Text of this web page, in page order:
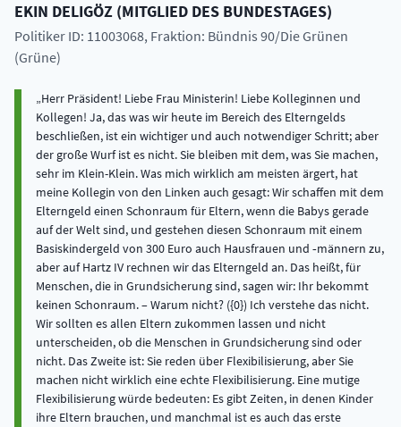
EKIN DELIGÖZ (MITGLIED DES BUNDESTAGES)
Politiker ID: 11003068, Fraktion: Bündnis 90/Die Grünen
(Grüne)
Herr Präsident! Liebe Frau Ministerin! Liebe Kolleginnen und
Kollegen! Ja, das was wir heute im Bereich des Elterngelds
beschließen, ist ein wichtiger und auch notwendiger Schritt; aber
der große Wurf ist es nicht. Sie bleiben mit dem, was Sie machen,
sehr im Klein-Klein. Was mich wirklich am meisten ärgert, hat
meine Kollegin von den Linken auch gesagt: Wir schaffen mit dem
Elterngeld einen Schonraum für Eltern, wenn die Babys gerade
auf der Welt sind, und gestehen diesen Schonraum mit einem
Basiskindergeld von 300 Euro auch Hausfrauen und ‑männern zu,
aber auf Hartz IV rechnen wir das Elterngeld an. Das heißt, für
Menschen, die in Grundsicherung sind, sagen wir: Ihr bekommt
keinen Schonraum. – Warum nicht? ({0}) Ich verstehe das nicht.
Wir sollten es allen Eltern zukommen lassen und nicht
unterscheiden, ob die Menschen in Grundsicherung sind oder
nicht. Das Zweite ist: Sie reden über Flexibilisierung, aber Sie
machen nicht wirklich eine echte Flexibilisierung. Eine mutige
Flexibilisierung würde bedeuten: Es gibt Zeiten, in denen Kinder
ihre Eltern brauchen, und manchmal ist es auch das erste